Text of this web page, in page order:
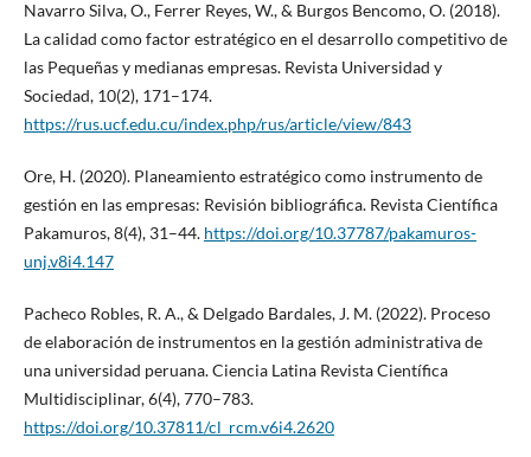
Navarro Silva, O., Ferrer Reyes, W., & Burgos Bencomo, O. (2018).
La calidad como factor estratégico en el desarrollo competitivo de
las Pequeñas y medianas empresas. Revista Universidad y
Sociedad, 10(2), 171–174.
https://rus.ucf.edu.cu/index.php/rus/article/view/843
Ore, H. (2020). Planeamiento estratégico como instrumento de
gestión en las empresas: Revisión bibliográfica. Revista Científica
Pakamuros, 8(4), 31–44. https://doi.org/10.37787/pakamuros-
unj.v8i4.147
Pacheco Robles, R. A., & Delgado Bardales, J. M. (2022). Proceso
de elaboración de instrumentos en la gestión administrativa de
una universidad peruana. Ciencia Latina Revista Científica
Multidisciplinar, 6(4), 770–783.
https://doi.org/10.37811/cl_rcm.v6i4.2620